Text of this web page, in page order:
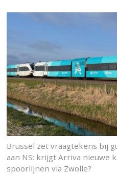
Brussel zet vraagtekens bij
aan NS: krijgt Arriva nieuwe
spoorlijnen via Zwolle?